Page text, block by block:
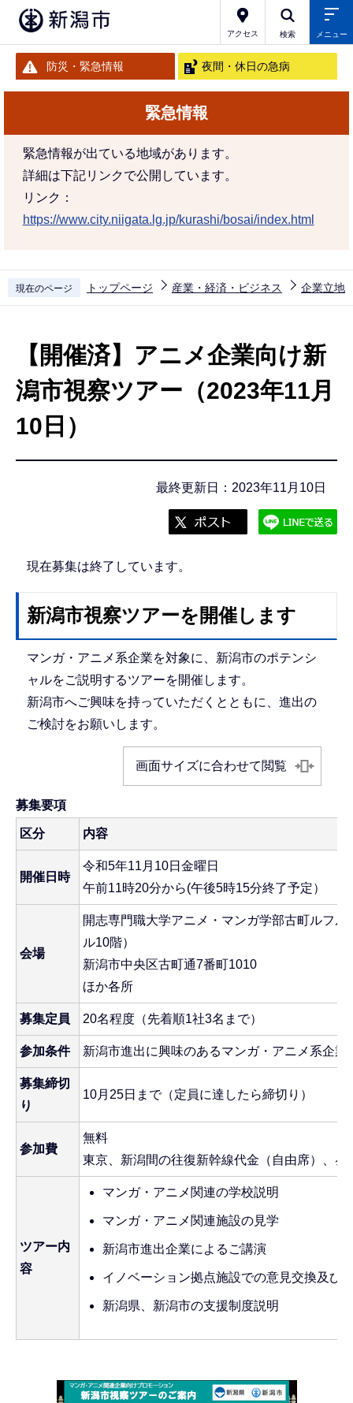
アクセス 検索 メニュー
防災・緊急情報 夜間・休日の急病
緊急情報
緊急情報が出ている地域があります。
詳細は下記リンクで公開しています。
リンク：
https://www.city.niigata.lg.jp/kurashi/bosai/index.html
現在のページ トップページ 産業・経済・ビジネス 企業立地
【開催済】アニメ企業向け新
潟市視察ツアー（2023年11月
10日）
最終更新日：2023年11月10日
現在募集は終了しています。
新潟市視察ツアーを開催します
マンガ・アニメ系企業を対象に、新潟市のポテンシ
ャルをご説明するツアーを開催します。
新潟市へご興味を持っていただくとともに、進出の
ご検討をお願いします。
画面サイズに合わせて閲覧
募集要項
区分 内容
開催日時
令和5年11月10日金曜日
午前11時20分から(午後5時15分終了予定）
会場
開志専門職大学アニメ・マンガ学部古町ルフ
ル10階）
新潟市中央区古町通7番町1010
ほか各所
募集定員 20名程度（先着順1社3名まで）
参加条件 新潟市進出に興味のあるマンガ・アニメ系企業
募集締切
り
10月25日まで（定員に達したら締切り）
参加費
無料
東京、新潟間の往復新幹線代金（自由席）、昼
ツアー内
容
マンガ・アニメ関連の学校説明
マンガ・アニメ関連施設の見学
新潟市進出企業によるご講演
イノベーション拠点施設での意見交換及び
新潟県、新潟市の支援制度説明